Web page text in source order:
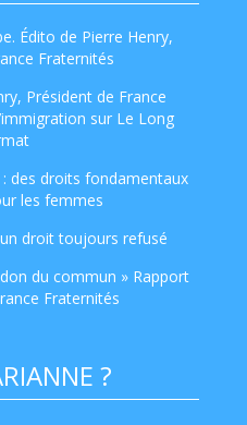
Édito de Pierre Henry,
Fraternités
Président de France
sur Le Long
des droits fondamentaux
les femmes
droit toujours refusé
du commun » Rapport
Fraternités
?